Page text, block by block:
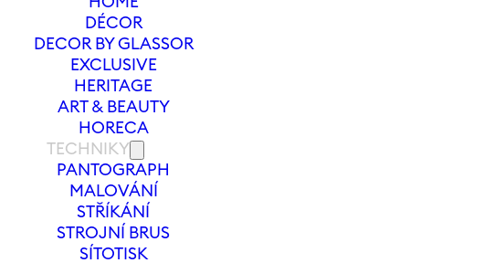
DÉCOR
DECOR BY GLASSOR
EXCLUSIVE
HERITAGE
ART & BEAUTY
HORECA
TECHNIKY
PANTOGRAPH
MALOVÁNÍ
STŘÍKÁNÍ
STROJNÍ BRUS
SÍTOTISK
SVÍČKA V BROUŠENÉM SKLE | SANTAL SENSUAL